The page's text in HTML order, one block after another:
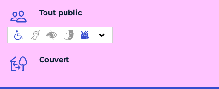
Tout public
Couvert